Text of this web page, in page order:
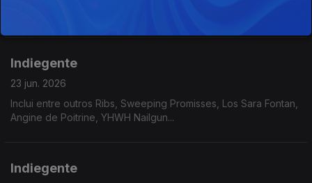
Indiegente
23 jun. 2026
Inclui entre outros Ribs, Sweeping Promisses, Los Sara Fontan,
Angine de Poitrine, YHWH Nailgun...
Indiegente